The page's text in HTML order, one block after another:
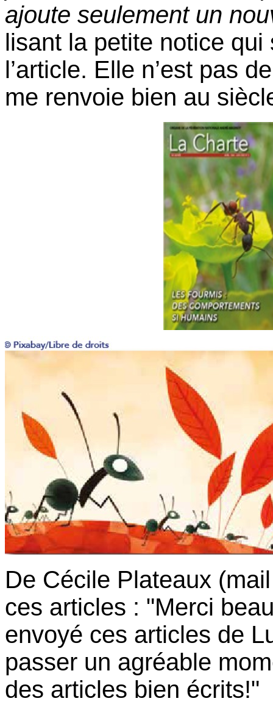
ajoute seulement un
lisant la petite notice
l’article. Elle n’est pas
me renvoie bien au
De Cécile Plateaux
ces articles : "Merci
envoyé ces articles de
passer un agréable
des articles bien écrits!"